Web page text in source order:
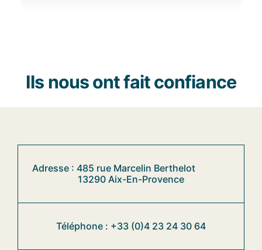
Ils nous ont fait confiance
Adresse : 485 rue Marcelin Berthelot
13290 Aix-En-Provence
Téléphone : +33 (0)4 23 24 30 64